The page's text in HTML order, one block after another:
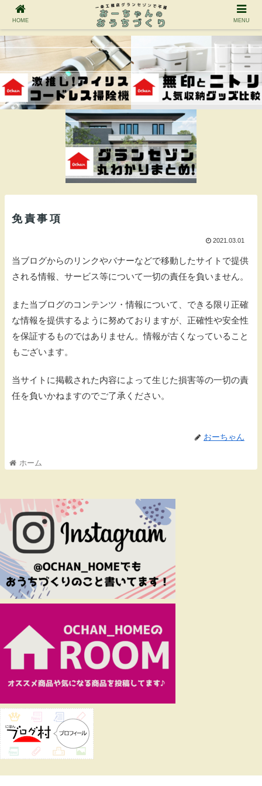
免責事項
2021.03.01
当ブログからのリンクやバナーなどで移動したサイトで提供
される情報、サービス等について一切の責任を負いません。
また当ブログのコンテンツ・情報について、できる限り正確
な情報を提供するように努めておりますが、正確性や安全性
を保証するものではありません。情報が古くなっていること
もございます。
当サイトに掲載された内容によって生じた損害等の一切の責
任を負いかねますのでご了承ください。
おーちゃん
ホーム
HOME MENU